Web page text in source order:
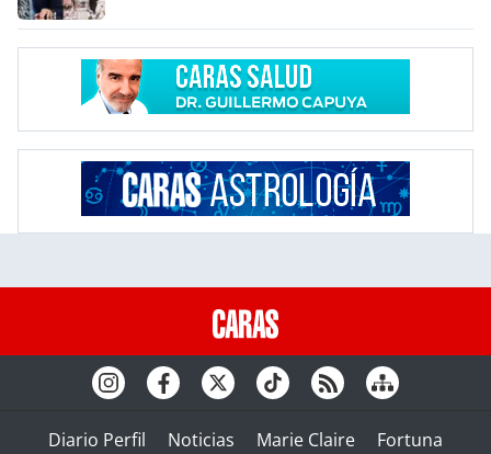
Diario Perfil Noticias Marie Claire
Fortuna